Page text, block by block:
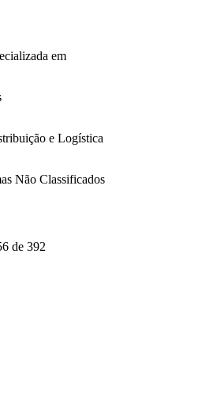
em
e Logística
Não Classificados
de 392